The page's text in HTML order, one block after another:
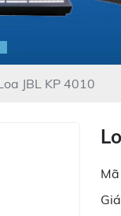
JBL KP 4010